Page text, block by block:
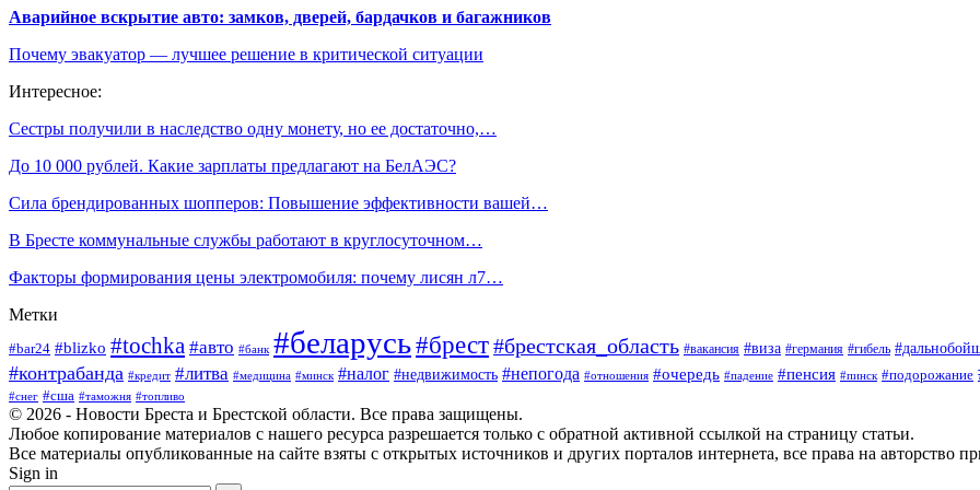
Аварийное вскрытие авто: замков, дверей, бардачков и багажников
Почему эвакуатор — лучшее решение в критической ситуации
Интересное:
Сестры получили в наследство одну монету, но ее достаточно,…
До 10 000 рублей. Какие зарплаты предлагают на БелАЭС?
Сила брендированных шопперов: Повышение эффективности вашей…
В Бресте коммунальные службы работают в круглосуточном…
Факторы формирования цены электромобиля: почему лисян л7…
Метки
#bar24 #blizko #tochka #авто #банк #беларусь#брест#брестская_область #вакансия #виза #германия #гибель
#контрабанда #кредит #литва #медицина #минск #налог #недвижимость #непогода #отношения #очередь #падение #пенсия #пинск #подорожание
#снег #сша #таможня #топливо
© 2026 - Новости Бреста и Брестской области. Все права защищены.
Любое копирование материалов с нашего ресурса разрешается только с обратной активной ссылкой на страницу статьи.
Все материалы опубликованные на сайте взяты с открытых источников и других порталов интернета, все права на авторство
Sign in